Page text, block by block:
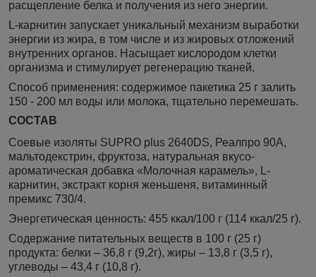
расщепление белка и получения из него энергии.
L-карнитин запускает уникальный механизм выработки
энергии из жира, в том числе и из жировых отложений
внутренних органов. Насыщает кислородом клетки
организма и стимулирует регенерацию тканей.
Способ применения: содержимое пакетика 25 г залить
150 - 200 мл воды или молока, тщательно перемешать.
СОСТАВ
Соевые изоляты SUPRO plus 2640DS, Реалпро 90А,
мальтодекстрин, фруктоза, натуральная вкусо-
ароматическая добавка «Молочная карамель», L-
карнитин, экстракт корня женьшеня, витаминный
премикс 730/4.
Энергетическая ценность: 455 ккал/100 г (114 ккал/25 г).
Содержание питательных веществ в 100 г (25 г)
продукта: белки – 36,8 г (9,2г), жиры – 13,8 г (3,5 г),
углеводы – 43,4 г (10,8 г).